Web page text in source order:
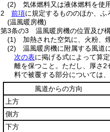
(2)
気体燃料又は液体燃料を使
2
前項に規定するもののほか、ふ
(温風暖房機)
第3条の3
温風暖房機の位置及び
(1)
加熱された空気に、火粉、
(2)
温風暖房機に附属する風道
次の表に掲げる式によって算
離を保つこと。 ただし、厚さ2
料で被覆する部分については、
風道からの方向
上方
側方
下方